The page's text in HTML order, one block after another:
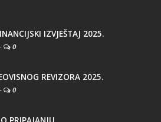
IZVJEŠTAJ 2025.
0
REVIZORA 2025.
0